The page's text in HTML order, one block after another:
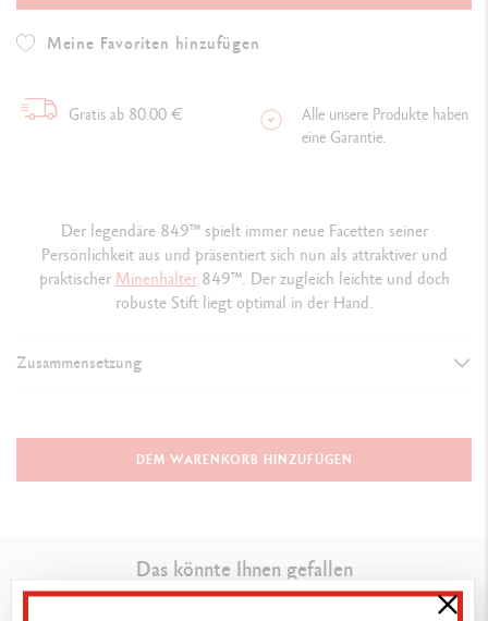
Meine Favoriten hinzufügen
Gratis ab 80.00 €
Alle unsere Produkte haben
eine Garantie.
Der legendäre 849™ spielt immer neue Facetten seiner
Persönlichkeit aus und präsentiert sich nun als attraktiver und
praktischer Minenhalter849™. Der zugleich leichte und doch
robuste Stift liegt optimal in der Hand.
Zusammensetzung
Minenhalter
Sechseckiger Schaft aus Aluminium
Flexibler Clip und Druckmechanismus
DEM WARENKORB HINZUFÜGEN
Das könnte Ihnen gefallen